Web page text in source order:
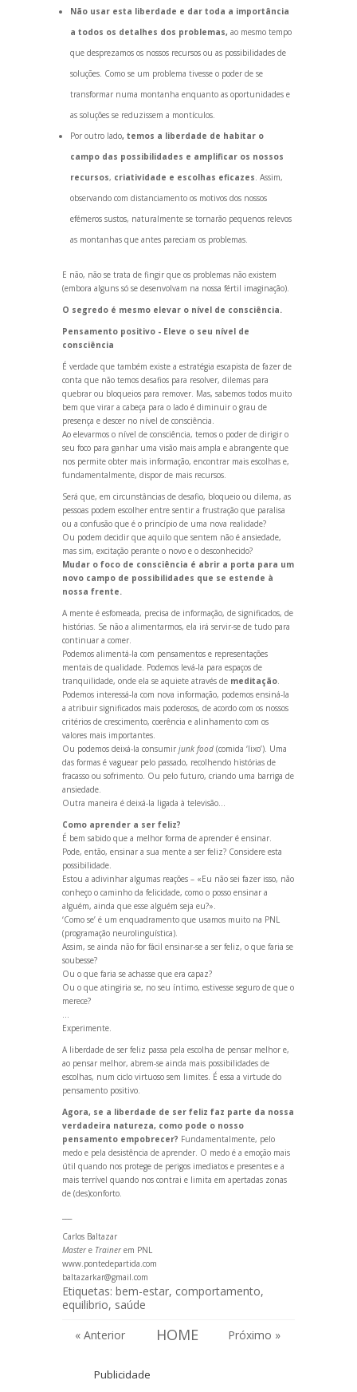
Não usar esta liberdade e dar toda a importância
a todos os detalhes dos problemas, ao mesmo tempo
que desprezamos os nossos recursos ou as possibilidades de
soluções. Como se um problema tivesse o poder de se
transformar numa montanha enquanto as oportunidades e
as soluções se reduzissem a montículos.
Por outro lado, temos a liberdade de habitar o
campo das possibilidades e amplificar os nossos
recursos, criatividade e escolhas eficazes. Assim,
observando com distanciamento os motivos dos nossos
efémeros sustos, naturalmente se tornarão pequenos relevos
as montanhas que antes pareciam os problemas.
E não, não se trata de fingir que os problemas não existem
(embora alguns só se desenvolvam na nossa fértil imaginação).
O segredo é mesmo elevar o nível de consciência.
Pensamento positivo - Eleve o seu nível de
consciência
É verdade que também existe a estratégia escapista de fazer de
conta que não temos desafios para resolver, dilemas para
quebrar ou bloqueios para remover. Mas, sabemos todos muito
bem que virar a cabeça para o lado é diminuir o grau de
presença e descer no nível de consciência.
Ao elevarmos o nível de consciência, temos o poder de dirigir o
seu foco para ganhar uma visão mais ampla e abrangente que
nos permite obter mais informação, encontrar mais escolhas e,
fundamentalmente, dispor de mais recursos.
Será que, em circunstâncias de desafio, bloqueio ou dilema, as
pessoas podem escolher entre sentir a frustração que paralisa
ou a confusão que é o princípio de uma nova realidade?
Ou podem decidir que aquilo que sentem não é ansiedade,
mas sim, excitação perante o novo e o desconhecido?
Mudar o foco de consciência é abrir a porta para um
novo campo de possibilidades que se estende à
nossa frente.
A mente é esfomeada, precisa de informação, de significados, de
histórias. Se não a alimentarmos, ela irá servir-se de tudo para
continuar a comer.
Podemos alimentá-la com pensamentos e representações
mentais de qualidade. Podemos levá-la para espaços de
tranquilidade, onde ela se aquiete através de meditação.
Podemos interessá-la com nova informação, podemos ensiná-la
a atribuir significados mais poderosos, de acordo com os nossos
critérios de crescimento, coerência e alinhamento com os
valores mais importantes.
Ou podemos deixá-la consumir junk food (comida ‘lixo’). Uma
das formas é vaguear pelo passado, recolhendo histórias de
fracasso ou sofrimento. Ou pelo futuro, criando uma barriga de
ansiedade.
Outra maneira é deixá-la ligada à televisão...
Como aprender a ser feliz?
É bem sabido que a melhor forma de aprender é ensinar.
Pode, então, ensinar a sua mente a ser feliz? Considere esta
possibilidade.
Estou a adivinhar algumas reações – «Eu não sei fazer isso, não
conheço o caminho da felicidade, como o posso ensinar a
alguém, ainda que esse alguém seja eu?».
‘Como se’ é um enquadramento que usamos muito na PNL
(programação neurolinguística).
Assim, se ainda não for fácil ensinar-se a ser feliz, o que faria se
soubesse?
Ou o que faria se achasse que era capaz?
Ou o que atingiria se, no seu íntimo, estivesse seguro de que o
merece?
...
Experimente.
A liberdade de ser feliz passa pela escolha de pensar melhor e,
ao pensar melhor, abrem-se ainda mais possibilidades de
escolhas, num ciclo virtuoso sem limites. É essa a virtude do
pensamento positivo.
Agora, se a liberdade de ser feliz faz parte da nossa
verdadeira natureza, como pode o nosso
pensamento empobrecer? Fundamentalmente, pelo
medo e pela desistência de aprender. O medo é a emoção mais
útil quando nos protege de perigos imediatos e presentes e a
mais terrível quando nos contrai e limita em apertadas zonas
de (des)conforto.
Carlos Baltazar
Mastere Trainerem PNL
www.pontedepartida.com
baltazarkar@gmail.com
Etiquetas: bem-estar, comportamento,
equilibrio, saúde
« Anterior
HOME Próximo »
Publicidade